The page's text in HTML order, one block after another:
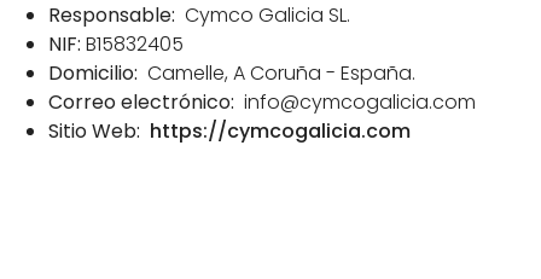
Responsable: Cymco Galicia SL.
NIF: B15832405
Domicilio: Camelle, A Coruña - España.
Correo electrónico: info@cymcogalicia.com
Sitio Web: https://cymcogalicia.com